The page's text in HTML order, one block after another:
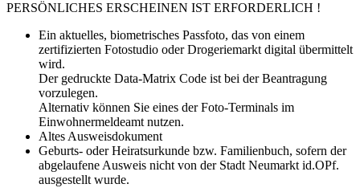
PERSÖNLICHES ERSCHEINEN IST ERFORDERLICH !
Ein aktuelles, biometrisches Passfoto, das von einem
zertifizierten Fotostudio oder Drogeriemarkt digital übermittelt
wird.
Der gedruckte Data-Matrix Code ist bei der Beantragung
vorzulegen.
Alternativ können Sie eines der Foto-Terminals im
Einwohnermeldeamt nutzen.
Altes Ausweisdokument
Geburts- oder Heiratsurkunde bzw. Familienbuch, sofern der
abgelaufene Ausweis nicht von der Stadt Neumarkt id.OPf.
ausgestellt wurde.